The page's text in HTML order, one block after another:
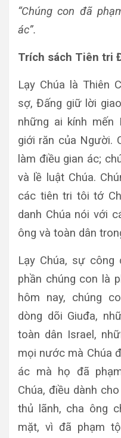
“Chúng con đã
ác”.
Trích sách Tiên tri
Lạy Chúa là Thiên
sợ, Đấng giữ lời
những ai kính mến
giới răn của Người.
làm điều gian ác;
và lề luật Chúa.
các tiên tri tôi tớ
danh Chúa nói với
ông và toàn dân
Lạy Chúa, sự công
phần chúng con là
hôm nay, chúng
dòng dõi Giuđa,
toàn dân Israel,
mọi nước mà Chúa
ác mà họ đã
Chúa, điều dành
thủ lãnh, cha ông
mặt, vì đã phạm